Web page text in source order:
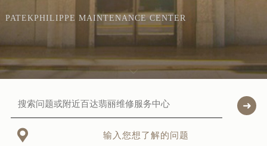
PATEKPHILIPPE MAINTENANCE CENTER
 输入您想了解的问题